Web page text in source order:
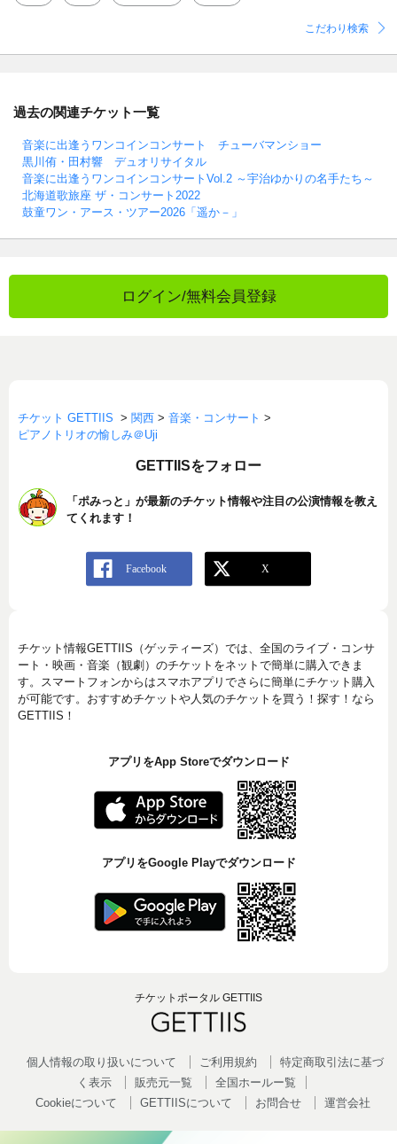
こだわり検索
過去の関連チケット一覧
音楽に出逢うワンコインコンサート チューバマンショー
黒川侑・田村響 デュオリサイタル
音楽に出逢うワンコインコンサートVol.2 ～宇治ゆかりの名手たち～
北海道歌旅座 ザ・コンサート2022
鼓童ワン・アース・ツアー2026「遥か－」
ログイン/無料会員登録
チケット GETTIIS > 関西 > 音楽・コンサート >
ピアノトリオの愉しみ＠Uji
GETTIISをフォロー
「ポみっと」が最新のチケット情報や注目の公演情報を教え
てくれます！
チケット情報GETTIIS（ゲッティーズ）では、全国のライブ・コンサ
ート・映画・音楽（観劇）のチケットをネットで簡単に購入できま
す。スマートフォンからはスマホアプリでさらに簡単にチケット購入
が可能です。おすすめチケットや人気のチケットを買う！探す！なら
GETTIIS！
アプリをApp Storeでダウンロード
アプリをGoogle Playでダウンロード
チケットポータル GETTIIS
個人情報の取り扱いについて ご利用規約
特定商取引法に基づ
く表示
販売元一覧
全国ホールー覧
Cookieについて
GETTIISについて お問合せ 運営会社